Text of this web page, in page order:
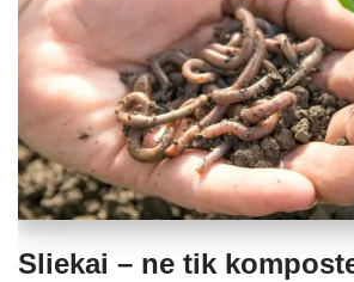
Sliekai – ne tik